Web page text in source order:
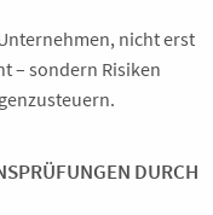
nicht erst
– sondern Risiken
DURCH